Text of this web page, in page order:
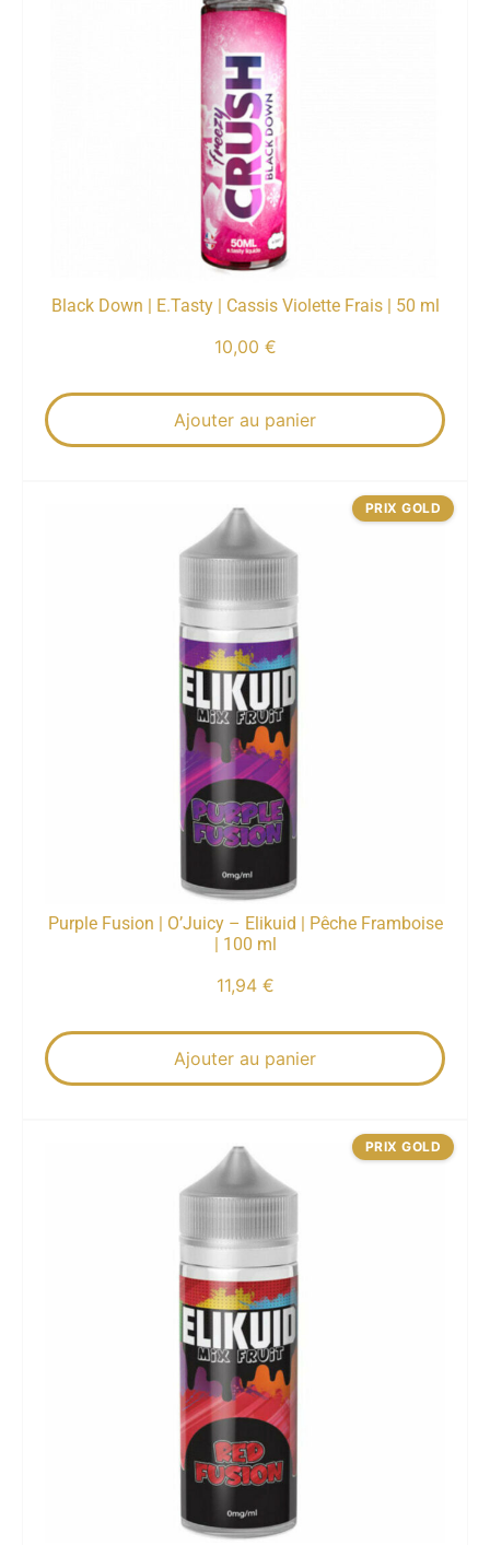
Black Down | E.Tasty | Cassis Violette Frais | 50 ml
10,00 €
Ajouter au panier
Purple Fusion | O’Juicy – Elikuid | Pêche Framboise
| 100 ml
11,94 €
Ajouter au panier
PRIX GOLD
PRIX GOLD